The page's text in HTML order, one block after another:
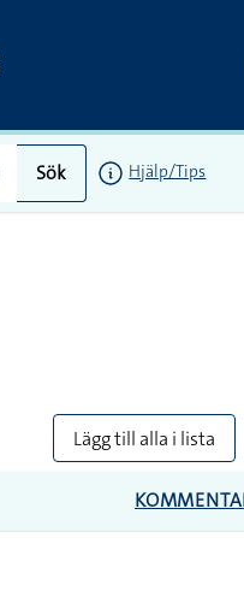
Sök Hjälp/Tips
Lägg till alla i lista